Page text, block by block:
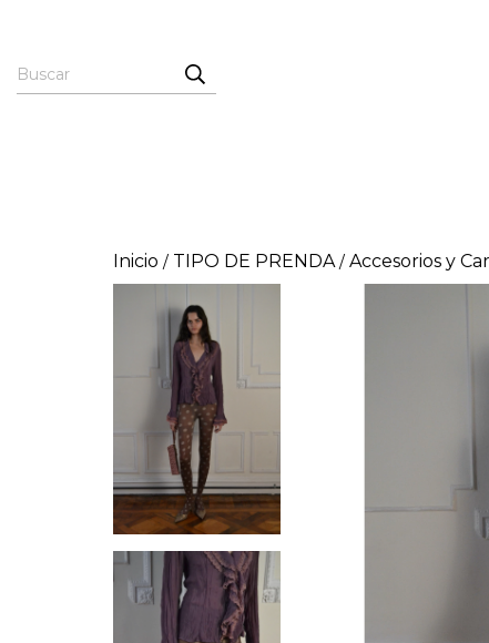
Inicio / TIPO DE PRENDA / Accesorios y